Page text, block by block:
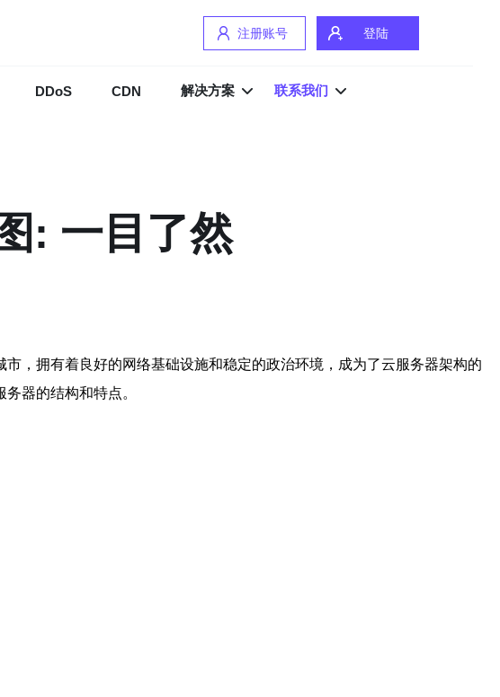
注册账号 登陆
DDoS CDN 解决方案 联系我们
: 一目了然
，拥有着良好的网络基础设施和稳定的政治环境，成为了云服务器架构的
器的结构和特点。